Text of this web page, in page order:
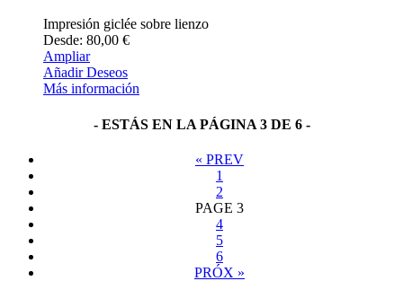
Impresión giclée sobre lienzo
Desde: 80,00 €
Ampliar
Añadir Deseos
Más información
- ESTÁS EN LA PÁGINA 3 DE 6 -
« PREV
1
2
PAGE 3
4
5
6
PRÓX »